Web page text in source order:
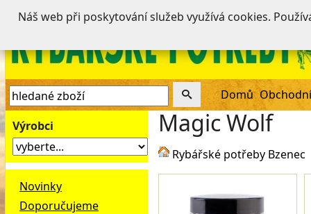
Domů
Výrobci
Novinky
Doporučujeme
Magic Wolf
Rybářské potřeby Bzenec
Náš web při poskytování služeb využívá cookies.